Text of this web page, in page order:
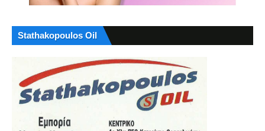
Stathakopoulos Oil